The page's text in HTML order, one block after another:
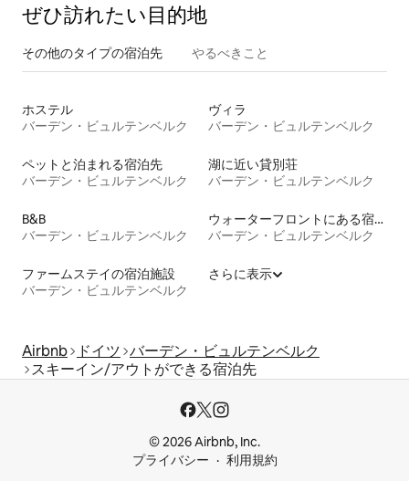
ぜひ訪⁠れ⁠た⁠い目⁠的⁠地
その他のタ⁠イ⁠プ⁠の宿⁠泊⁠先 やるべきこと
ホステル
バーデン・ビュルテンベルク
ヴィラ
バーデン・ビュルテンベルク
ペットと泊まれる宿泊先
バーデン・ビュルテンベルク
湖に近い貸別荘
バーデン・ビュルテンベルク
B&B
バーデン・ビュルテンベルク
ウォーターフロントにある宿泊施設
バーデン・ビュルテンベルク
ファームステイの宿泊施設
バーデン・ビュルテンベルク
さらに表示
Airbnb ドイツ バーデン・ビュルテンベルク
スキーイン/アウトができる宿泊先
© 2026 Airbnb, Inc.
プライバシー
利用規約